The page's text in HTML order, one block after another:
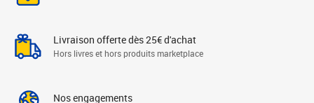
Livraison offerte dès 25€ d'achat
Hors livres et hors produits marketplace
Nos engagements